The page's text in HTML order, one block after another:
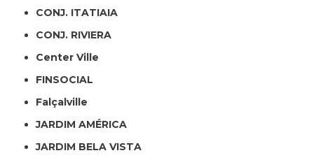
CONJ. ITATIAIA
CONJ. RIVIERA
Center Ville
FINSOCIAL
Falçalville
JARDIM AMÉRICA
JARDIM BELA VISTA